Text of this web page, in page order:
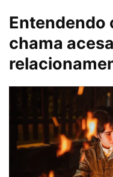
Entendendo
chama